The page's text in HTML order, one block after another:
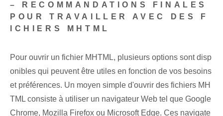
– RECOMMANDATIONS FINALES
POUR TRAVAILLER AVEC DES F
ICHIERS MHTML
Pour ouvrir un fichier MHTML, plusieurs options sont disp
onibles qui peuvent être utiles en fonction de vos besoins
et préférences. Un moyen simple d'ouvrir des fichiers MH
TML consiste à utiliser un navigateur Web tel que Google
Chrome, Mozilla Firefox ou Microsoft Edge. Ces navigate